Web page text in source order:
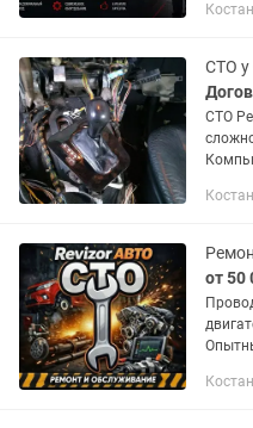
-
СТО у
СТО
сложности
от 50